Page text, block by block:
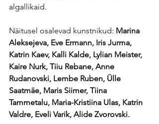
algallikaid.
Näitusel osalevad kunstnikud: Marina
Aleksejeva, Eve Ermann, Iris Jurma,
Katrin Kaev, Kalli Kalde, Lylian Meister,
Kaire Nurk, Tiiu Rebane, Anne
Rudanovski, Lembe Ruben, Ülle
Saatmäe, Maris Siimer, Tiina
Tammetalu, Maria-Kristiina Ulas, Katrin
Valdre, Eveli Varik, Alide Zvorovski.